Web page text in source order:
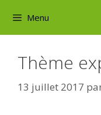
contenu
Menu
Thème
13 juillet 2017